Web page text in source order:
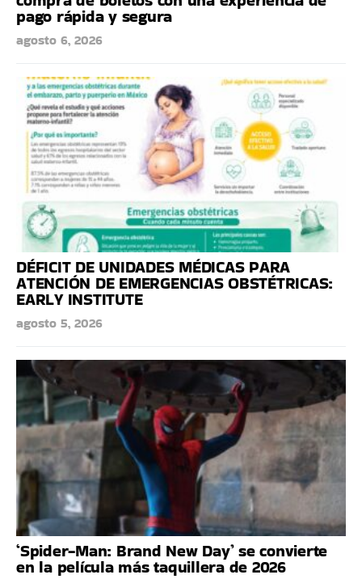
pago rápida y segura
agosto 6, 2026
DÉFICIT DE UNIDADES MÉDICAS PARA
ATENCIÓN DE EMERGENCIAS OBSTÉTRICAS:
EARLY INSTITUTE
agosto 5, 2026
‘Spider-Man: Brand New Day’ se convierte
en la película más taquillera de 2026